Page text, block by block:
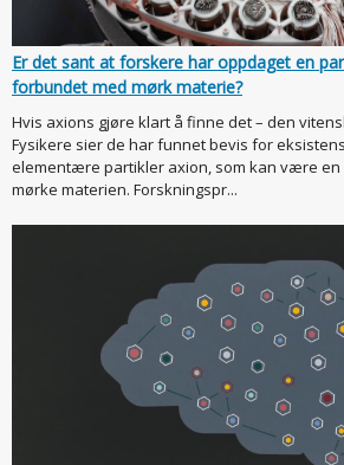
Er det sant at forskere har oppdaget en
forbundet med mørk materie?
Hvis axions gjøre klart å finne det – den
Fysikere sier de har funnet bevis for
elementære partikler axion, som kan være en
mørke materien. Forskningspr...